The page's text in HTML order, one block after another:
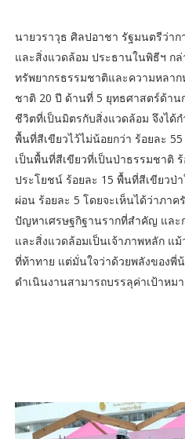
นายวราวุธ ศิลปอาชา รัฐมนตรีว่าก
และสิ่งแวดล้อม ประธานในพิธีฯ ก
ทรัพยากรธรรมชาติและความหลา
ชาติ 20 ปี ด้านที่ 5 ยุทธศาสตร์ด้า
ชีวิตที่เป็นมิตรกับสิ่งแวดล้อม จึงได้
พื้นที่สีเขียวไว้ไม่น้อยกว่า ร้อยละ
เป็นพื้นที่สีเขียวที่เป็นป่าธรรมชาติ
ประโยชน์ ร้อยละ 15 พื้นที่สีเขียวป่า
ผ่อน ร้อยละ 5 โดยจะเห็นได้ว่าภา
ปัญหาเศรษฐกิฐานรากที่สำคัญ และ
และสิ่งแวดล้อมเป็นเจ้าภาพหลัก แ
ที่ท้าทาย แต่มั่นใจว่าด้วยพลังของพี่
ดำเนินงานสามารถบรรลุค่าเป้าหม